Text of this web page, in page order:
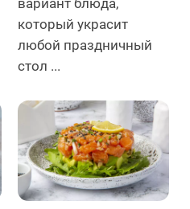
который украсит
любой праздничный
стол ...